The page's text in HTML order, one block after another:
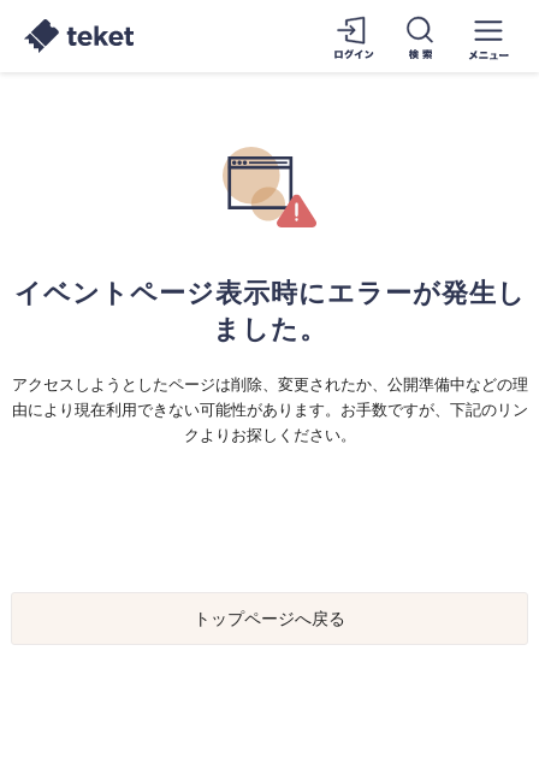
イベントページ表示時にエラーが発生し
ました。
アクセスしようとしたページは削除、変更されたか、公開準備中などの理
由により現在利用できない可能性があります。お手数ですが、下記のリン
クよりお探しください。
トップページへ戻る